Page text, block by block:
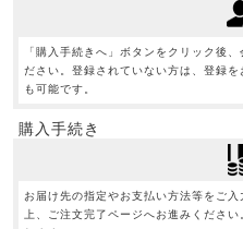
「購入手続きへ」ボタンをクリック後
ださい。登録されていない方は、登録
も可能です。
購入手続き
お届け先の指定やお支払い方法等をご
上、ご注文完了ページへお進みくださ